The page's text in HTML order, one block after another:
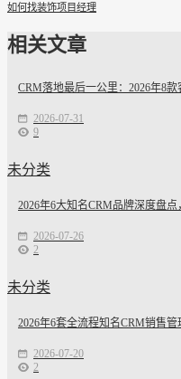
如何找装饰项目经理
相关文章
CRM落地最后一公里：2026年8
2026-07-31
9
未分类
2026年6大知名CRM品牌深度盘
2026-07-26
2
未分类
2026年6套全流程知名CRM销售
2026-07-20
2